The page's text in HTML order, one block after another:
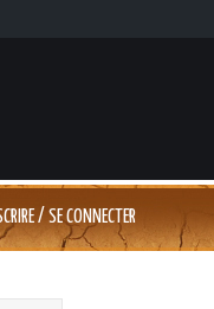
/ SE CONNECTER